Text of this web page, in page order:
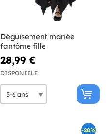
Déguisement mariée
fantôme fille
28,99 €
DISPONIBLE
-20%